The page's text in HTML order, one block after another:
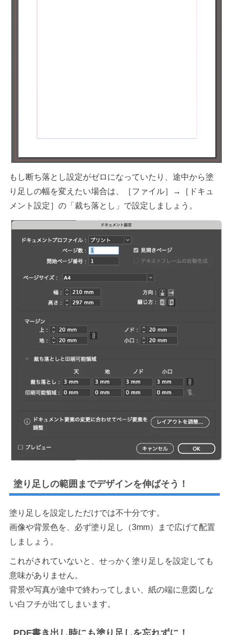
もし断ち落とし設定がゼロになっていたり、途中から塗
り足しの幅を変えたい場合は、［ファイル］→［ドキュ
メント設定］の「裁ち落とし」で設定しましょう。
塗り足しの範囲までデザインを伸ばそう！
塗り足しを設定しただけでは不十分です。
画像や背景色を、必ず塗り足し（3mm）まで広げて配置
しましょう。
これがされていないと、せっかく塗り足しを設定しても
意味がありません。
背景や写真が途中で終わってしまい、紙の端に意図しな
い白フチが出てしまいます。
PDF書き出し時にも塗り足しを忘れずに！